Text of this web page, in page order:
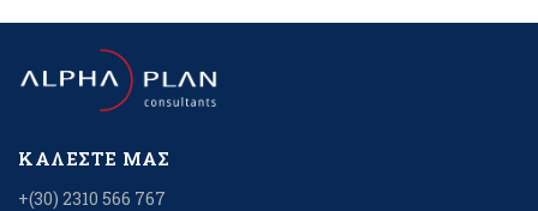
ΚΑΛΈΣΤΕ ΜΑΣ
+(30) 2310 566 767